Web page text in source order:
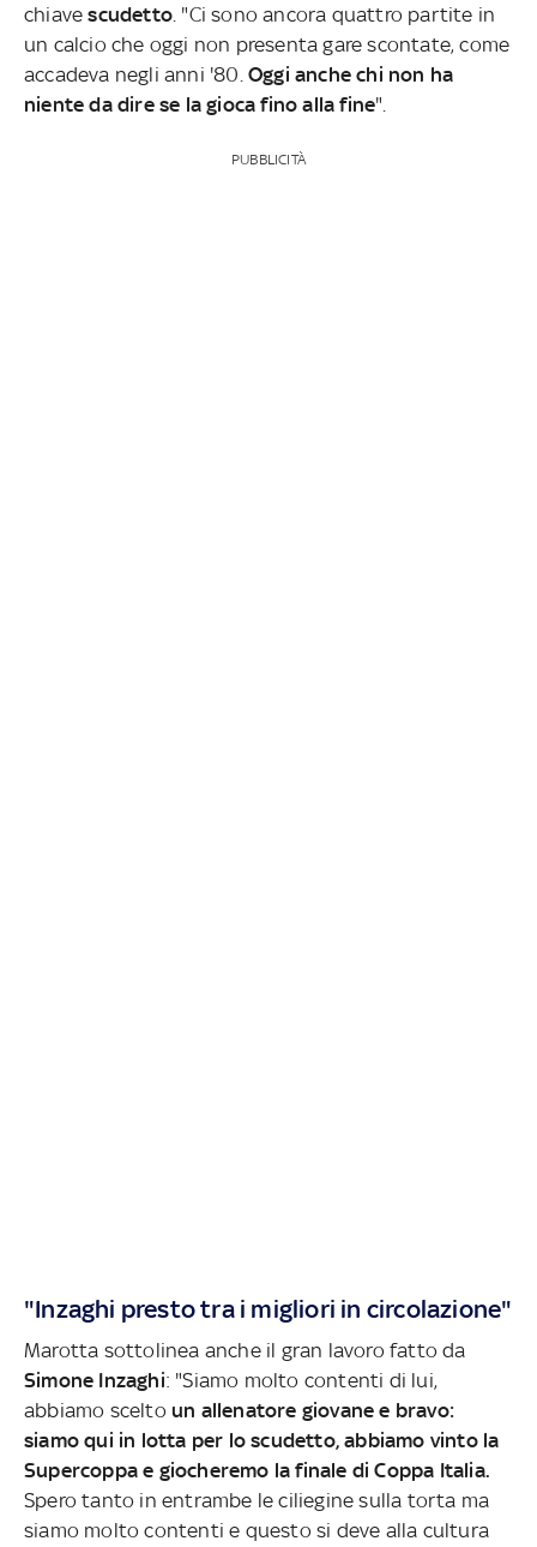
chiavescudetto . "Ci sono ancora quattro partite in
un calcio che oggi non presenta gare scontate, come
accadeva negli anni '80. Oggi anche chi non ha
niente da dire se la gioca fino alla fine".
PUBBLICITÀ
"Inzaghi presto tra i migliori in circolazione"
Marotta sottolinea anche il gran lavoro fatto da
Simone Inzaghi: "Siamo molto contenti di lui,
abbiamo scelto un allenatore giovane e bravo:
siamo qui in lotta per lo scudetto, abbiamo vinto la
Supercoppa e giocheremo la finale di Coppa Italia.
Spero tanto in entrambe le ciliegine sulla torta ma
siamo molto contenti e questo si deve alla cultura